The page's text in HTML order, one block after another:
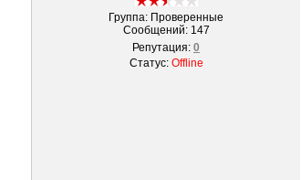
Группа: Проверенные
Сообщений: 147
Репутация: 0
Статус: Offline